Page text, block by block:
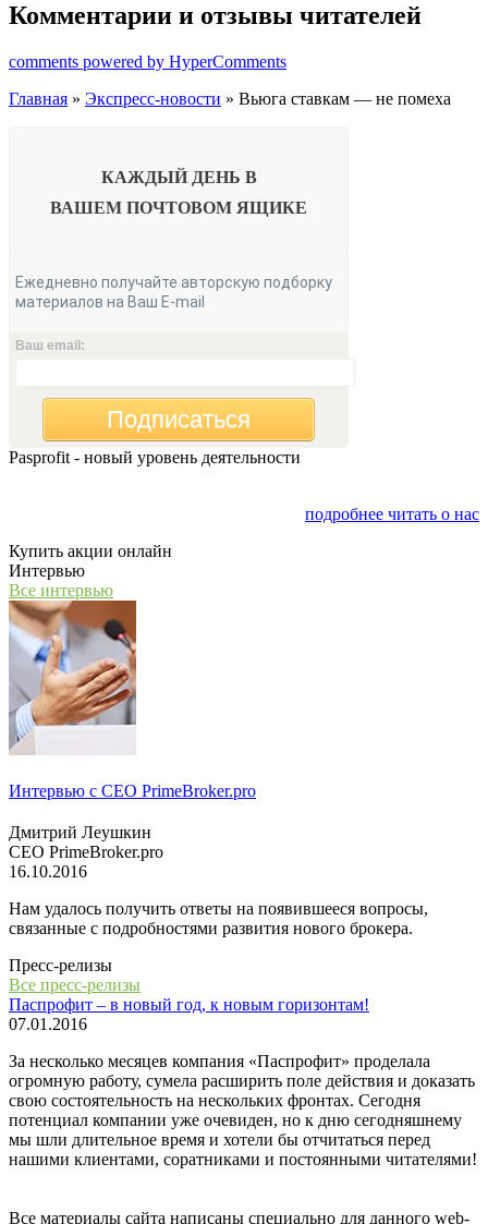
Комментарии и отзывы читателей
comments powered by HyperComments
Главная » Экспресс-новости » Вьюга ставкам — не помеха
КАЖДЫЙ ДЕНЬ В
ВАШЕМ ПОЧТОВОМ ЯЩИКЕ
Ежедневно получайте авторскую подборку
материалов на Ваш E-mail
Ваш email:
Подписаться
Pasprofit - новый уровень деятельности
подробнее читать о нас
Купить акции онлайн
Интервью
Все интервью
Интервью с СЕО PrimeBroker.pro
Дмитрий Леушкин
СЕО PrimeBroker.pro
16.10.2016
Нам удалось получить ответы на появившееся вопросы,
связанные с подробностями развития нового брокера.
Пресс-релизы
Все пресс-релизы
Паспрофит – в новый год, к новым горизонтам!
07.01.2016
За несколько месяцев компания «Паспрофит» проделала
огромную работу, сумела расширить поле действия и доказать
свою состоятельность на нескольких фронтах. Сегодня
потенциал компании уже очевиден, но к дню сегодняшнему
мы шли длительное время и хотели бы отчитаться перед
нашими клиентами, соратниками и постоянными читателями!
Все материалы сайта написаны специально для данного web-